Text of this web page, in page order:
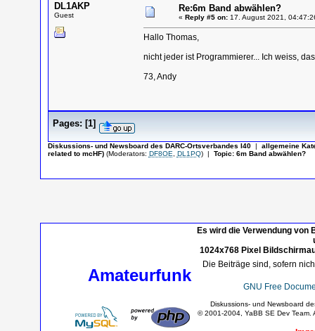
DL1AKP
Guest
Re:6m Band abwählen?
« Reply #5 on:17. August 2021,
Hallo Thomas,
nicht jeder ist Programmierer... Ich weiss,
73, Andy
Pages: [1]
Diskussions- und Newsboard des DARC-Ortsverbandes I40 |
allgemeine
related to mcHF)(Moderators: DF8OE DL1PQ) | Topic: 6m Band abwählen?
Es wird die Verwendung
1024x768 Pixel
Amateurfunk
Die Beiträge sind, sofern
GNU Free
Diskussions- und Newsboard
© 2001-2004, YaBB SE Dev Team.